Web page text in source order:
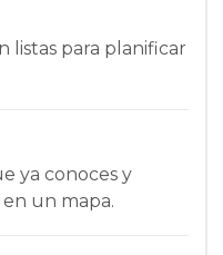
listas para planificar
ya conoces y
un mapa.